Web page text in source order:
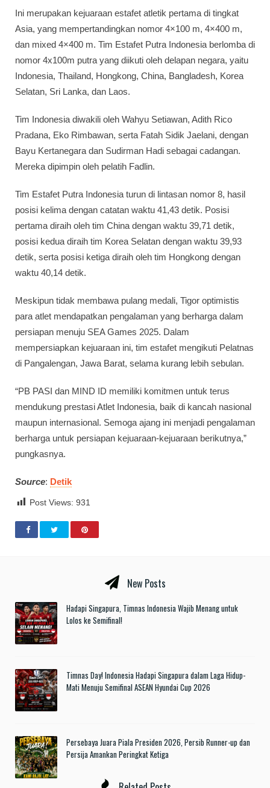
Ini merupakan kejuaraan estafet atletik pertama di tingkat
Asia, yang mempertandingkan nomor 4×100 m, 4×400 m,
dan mixed 4×400 m. Tim Estafet Putra Indonesia berlomba di
nomor 4x100m putra yang diikuti oleh delapan negara, yaitu
Indonesia, Thailand, Hongkong, China, Bangladesh, Korea
Selatan, Sri Lanka, dan Laos.
Tim Indonesia diwakili oleh Wahyu Setiawan, Adith Rico
Pradana, Eko Rimbawan, serta Fatah Sidik Jaelani, dengan
Bayu Kertanegara dan Sudirman Hadi sebagai cadangan.
Mereka dipimpin oleh pelatih Fadlin.
Tim Estafet Putra Indonesia turun di lintasan nomor 8, hasil
posisi kelima dengan catatan waktu 41,43 detik. Posisi
pertama diraih oleh tim China dengan waktu 39,71 detik,
posisi kedua diraih tim Korea Selatan dengan waktu 39,93
detik, serta posisi ketiga diraih oleh tim Hongkong dengan
waktu 40,14 detik.
Meskipun tidak membawa pulang medali, Tigor optimistis
para atlet mendapatkan pengalaman yang berharga dalam
persiapan menuju SEA Games 2025. Dalam
mempersiapkan kejuaraan ini, tim estafet mengikuti Pelatnas
di Pangalengan, Jawa Barat, selama kurang lebih sebulan.
“PB PASI dan MIND ID memiliki komitmen untuk terus
mendukung prestasi Atlet Indonesia, baik di kancah nasional
maupun internasional. Semoga ajang ini menjadi pengalaman
berharga untuk persiapan kejuaraan-kejuaraan berikutnya,”
pungkasnya.
Source: Detik
Post Views: 931
New Posts
Hadapi Singapura, Timnas Indonesia Wajib Menang untuk
Lolos ke Semifinal!
Timnas Day! Indonesia Hadapi Singapura dalam Laga Hidup-
Mati Menuju Semifinal ASEAN Hyundai Cup 2026
Persebaya Juara Piala Presiden 2026, Persib Runner-up dan
Persija Amankan Peringkat Ketiga